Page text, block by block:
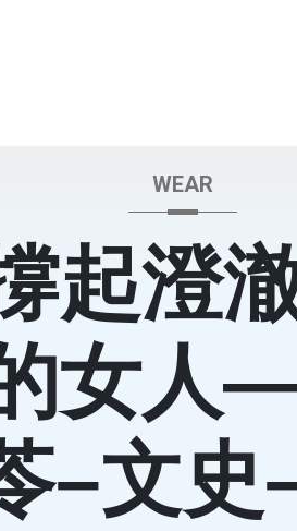
WEAR
起澄
女人
–文史